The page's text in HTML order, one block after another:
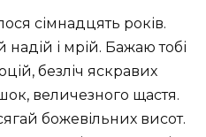
сімнадцять років.
і мрій. Бажаю тобі
безліч яскравих
величезного щастя.
божевільних висот.